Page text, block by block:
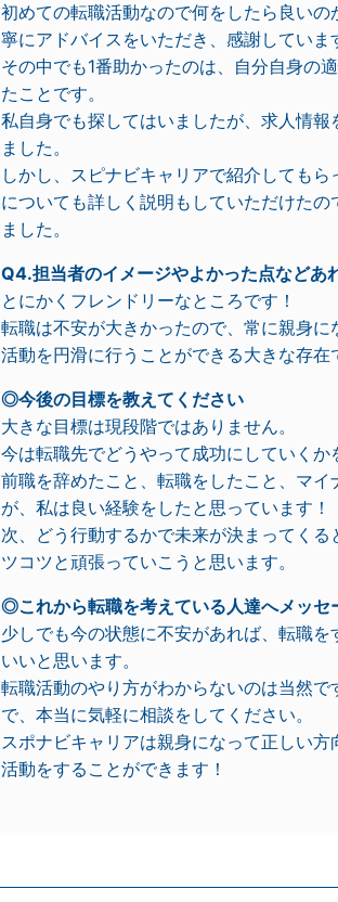
初めての転職活動なので何をしたら良い
寧にアドバイスをいただき、感謝していま
その中でも1番助かったのは、自分自身の
たことです。
私自身でも探してはいましたが、求人情
ました。
しかし、スピナビキャリアで紹介しても
についても詳しく説明もしていただけた
ました。
Q4.担当者のイメージやよかった点などあ
とにかくフレンドリーなところです！
転職は不安が大きかったので、常に親身
活動を円滑に行うことができる大きな存在
◎今後の目標を教えてください
大きな目標は現段階ではありません。
今は転職先でどうやって成功にしていくか
前職を辞めたこと、転職をしたこと、マ
が、私は良い経験をしたと思っています！
次、どう行動するかで未来が決まってく
ツコツと頑張っていこうと思います。
◎これから転職を考えている人達へメッセ
少しでも今の状態に不安があれば、転職
いいと思います。
転職活動のやり方がわからないのは当然
で、本当に気軽に相談をしてください。
スポナビキャリアは親身になって正しい
活動をすることができます！